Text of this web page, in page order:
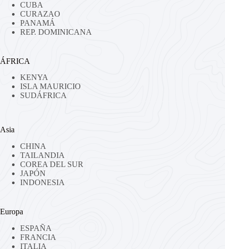
CUBA
CURAZAO
PANAMÁ
REP. DOMINICANA
ÁFRICA
KENYA
ISLA MAURICIO
SUDÁFRICA
Asia
CHINA
TAILANDIA
COREA DEL SUR
JAPÓN
INDONESIA
Europa
ESPAÑA
FRANCIA
ITALIA